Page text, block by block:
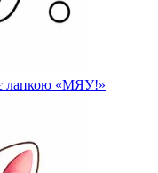
лапкою «МЯУ!»